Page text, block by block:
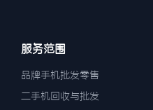
服务范围
品牌手机批发零售
二手机回收与批发